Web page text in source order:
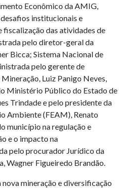
Econômico da AMIG,
institucionais e
fiscalização das atividades de
pelo diretor-geral da
Bicca; Sistema Nacional de
pelo gerente de
Luiz Panigo Neves,
Ministério Público do Estado de
Trindade e pelo presidente da
Ambiente (FEAM), Renato
município na regulação e
e o impacto na
pelo procurador Jurídico da
Wagner Figueiredo Brandão.
mineração e diversificação